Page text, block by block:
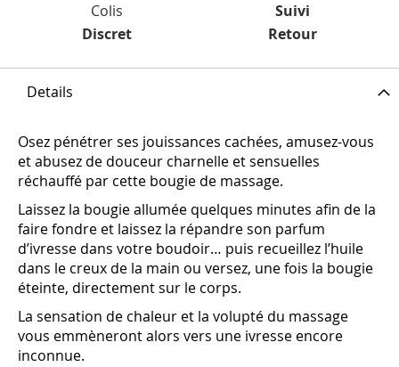
Colis
Discret
Suivi
Retour
Details
Osez pénétrer ses jouissances cachées, amusez-vous
et abusez de douceur charnelle et sensuelles
réchauffé par cette bougie de massage.
Laissez la bougie allumée quelques minutes afin de la
faire fondre et laissez la répandre son parfum
d’ivresse dans votre boudoir… puis recueillez l’huile
dans le creux de la main ou versez, une fois la bougie
éteinte, directement sur le corps.
La sensation de chaleur et la volupté du massage
vous emmèneront alors vers une ivresse encore
inconnue.